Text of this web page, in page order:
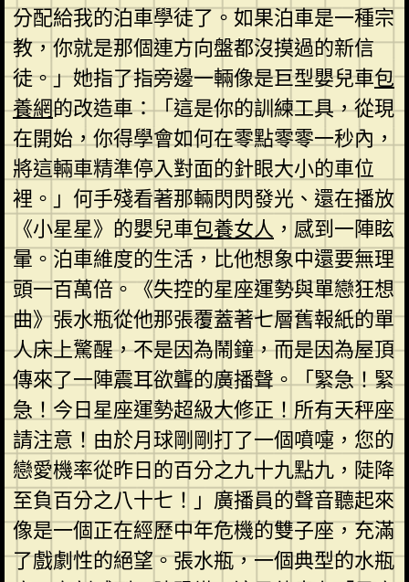
分配給我的泊車學徒了。如果泊車是一種宗
教，你就是那個連方向盤都沒摸過的新信
徒。」她指了指旁邊一輛像是巨型嬰兒車包
養網的改造車：「這是你的訓練工具，從現
在開始，你得學會如何在零點零零一秒內，
將這輛車精準停入對面的針眼大小的車位
裡。」何手殘看著那輛閃閃發光、還在播放
《小星星》的嬰兒車包養女人 ，感到一陣眩
暈。泊車維度的生活，比他想象中還要無理
頭一百萬倍。《失控的星座運勢與單戀狂想
曲》張水瓶從他那張覆蓋著七層舊報紙的單
人床上驚醒，不是因為鬧鐘，而是因為屋頂
傳來了一陣震耳欲聾的廣播聲。「緊急！緊
急！今日星座運勢超級大修正！所有天秤座
請注意！由於月球剛剛打了一個噴嚏，您的
戀愛機率從昨日的百分之九十九點九，陡降
至負百分之八十七！」廣播員的聲音聽起來
像是一個正在經歷中年危機的雙子座，充滿
了戲劇性的絕望。張水瓶，一個典型的水瓶